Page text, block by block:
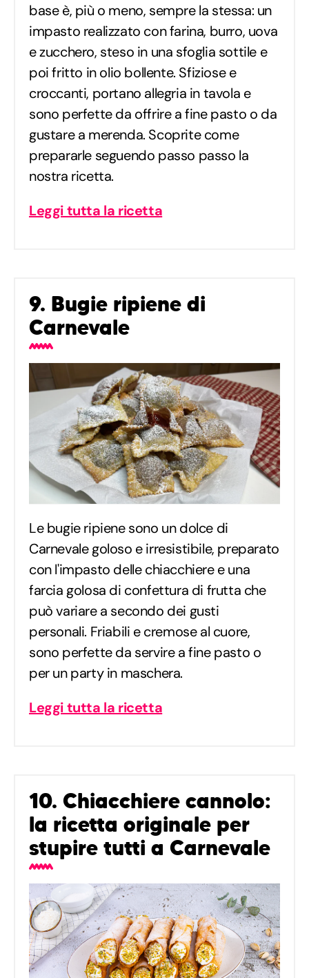
base è, più o meno, sempre la stessa: un
impasto realizzato con farina, burro, uova
e zucchero, steso in una sfoglia sottile e
poi fritto in olio bollente. Sfiziose e
croccanti, portano allegria in tavola e
sono perfette da offrire a fine pasto o da
gustare a merenda. Scoprite come
prepararle seguendo passo passo la
nostra ricetta.
Leggi tutta la ricetta
9. Bugie ripiene di
Carnevale
Le bugie ripiene sono un dolce di
Carnevale goloso e irresistibile, preparato
con l'impasto delle chiacchiere e una
farcia golosa di confettura di frutta che
può variare a secondo dei gusti
personali. Friabili e cremose al cuore,
sono perfette da servire a fine pasto o
per un party in maschera.
Leggi tutta la ricetta
10. Chiacchiere cannolo:
la ricetta originale per
stupire tutti a Carnevale